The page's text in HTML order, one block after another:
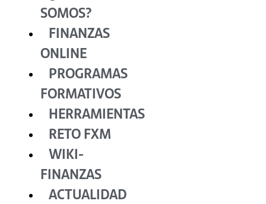
SOMOS?
FINANZAS
ONLINE
PROGRAMAS
FORMATIVOS
HERRAMIENTAS
RETO FXM
WIKI-
FINANZAS
ACTUALIDAD